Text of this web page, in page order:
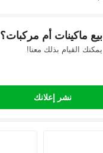
بيع ماكينات أم مركبات؟
يمكنك القيام بذلك معنا!
نشر إعلانك